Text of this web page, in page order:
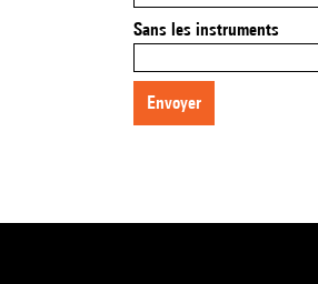
Sans les instruments
envoyer